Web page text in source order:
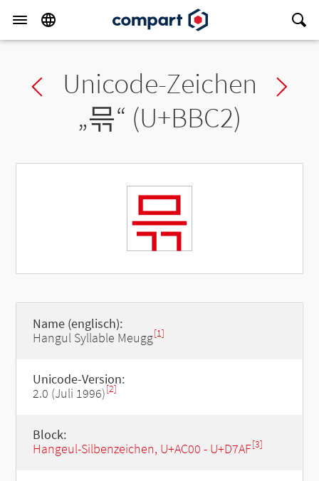
Previous char
Unicode-Zeichen
„믂“ (U+BBC2)
믂
Name (englisch):
Hangul Syllable Meugg[1]
Unicode-Version:
2.0 (Juli 1996)[2]
Block:
Hangeul-Silbenzeichen, U+AC00 - U+D7AF[3]